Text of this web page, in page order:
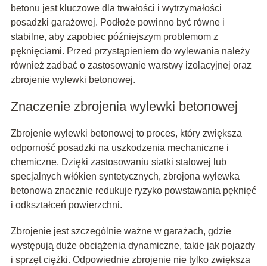
betonu jest kluczowe dla trwałości i wytrzymałości
posadzki garażowej. Podłoże powinno być równe i
stabilne, aby zapobiec późniejszym problemom z
pęknięciami. Przed przystąpieniem do wylewania należy
również zadbać o zastosowanie warstwy izolacyjnej oraz
zbrojenie wylewki betonowej.
Znaczenie zbrojenia wylewki betonowej
Zbrojenie wylewki betonowej to proces, który zwiększa
odporność posadzki na uszkodzenia mechaniczne i
chemiczne. Dzięki zastosowaniu siatki stalowej lub
specjalnych włókien syntetycznych, zbrojona wylewka
betonowa znacznie redukuje ryzyko powstawania pęknięć
i odkształceń powierzchni.
Zbrojenie jest szczególnie ważne w garażach, gdzie
występują duże obciążenia dynamiczne, takie jak pojazdy
i sprzęt ciężki. Odpowiednie zbrojenie nie tylko zwiększa